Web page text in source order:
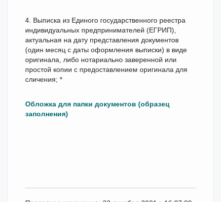
4. Выписка из Единого государственного реестра
индивидуальных предпринимателей (ЕГРИП),
актуальная на дату представления документов
(один месяц с даты оформления выписки) в виде
оригинала, либо нотариально заверенной или
простой копии с предоставлением оригинала для
сличения; *
Обложка для папки документов (образец
заполнения)